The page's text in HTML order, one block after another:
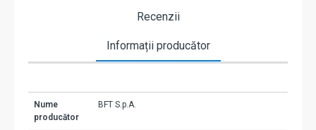
Recenzii
Informații producător
Nume
producător
BFT S.p.A.